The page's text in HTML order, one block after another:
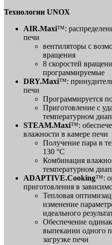
Технологии UNOX
AIR.Maxi™:
печи
вентиляторы с
вращения
8 скоростей
программируемые
DRY.Maxi™:
печи
Программируется
Приготовление с
температурном
STEAM.Maxi™:
влажности в камере печи
Получение пара в
130 °C
Комбинация
температурном
ADAPTIVE.Cooking™:
приготовления в
Тепловая
изменение
идеального
Обеспечение
выпекании одного
загрузке печи